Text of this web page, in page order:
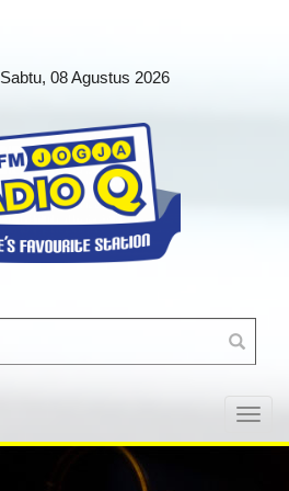
Sabtu, 08 Agustus 2026